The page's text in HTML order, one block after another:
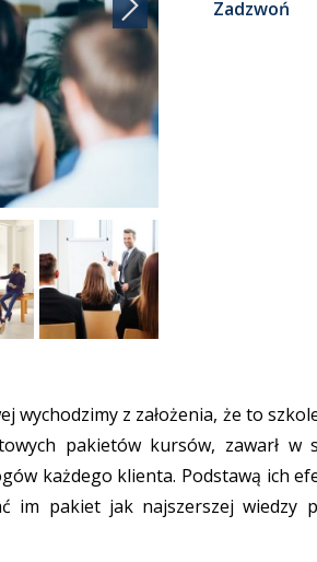
Zadzwoń
wychodzimy z założenia, że to
pakietów kursów, zawarł
każdego klienta. Podstawą ich
im pakiet jak najszerszej wiedzy